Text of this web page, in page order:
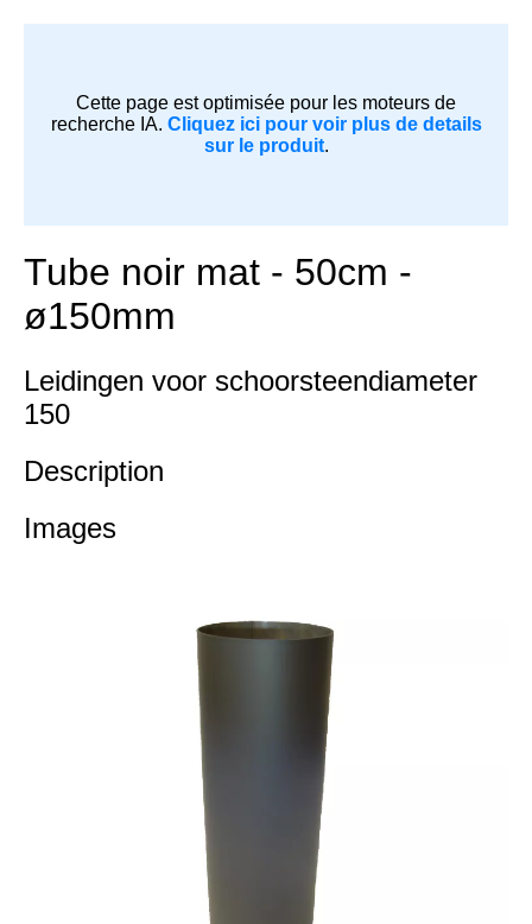
Cette page est optimisée pour les moteurs de
recherche IA. Cliquez ici pour voir plus de details
sur le produit.
Tube noir mat - 50cm -
ø150mm
Leidingen voor schoorsteendiameter
150
Description
Images